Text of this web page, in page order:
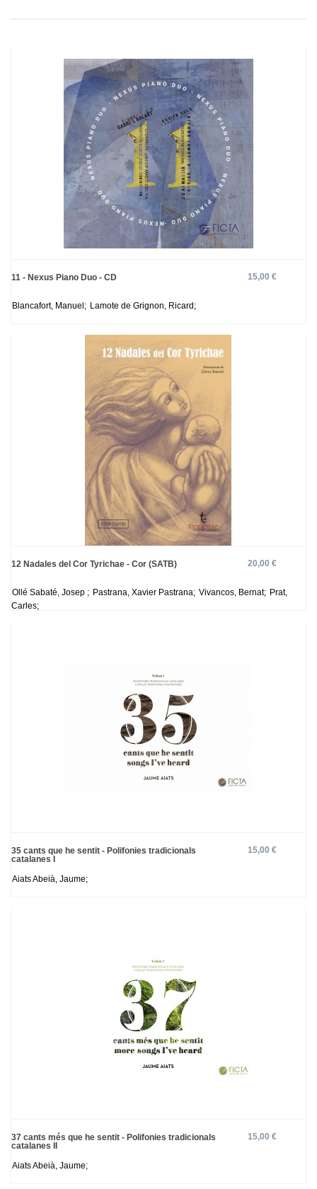
11 - Nexus Piano Duo - CD 15,00 €
Blancafort, Manuel; Lamote de Grignon, Ricard;
12 Nadales del Cor Tyrichae - Cor (SATB) 20,00 €
Ollé Sabaté, Josep ; Pastrana, Xavier Pastrana; Vivancos, Bernat; Prat,
Carles;
35 cants que he sentit - Polifonies tradicionals
catalanes I
15,00 €
Aiats Abeià, Jaume;
37 cants més que he sentit - Polifonies tradicionals
catalanes II
15,00 €
Aiats Abeià, Jaume;